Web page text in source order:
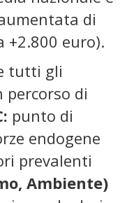
di
+2.800 euro).
tutti gli
percorso di
punto di
endogene
prevalenti
Ambiente)